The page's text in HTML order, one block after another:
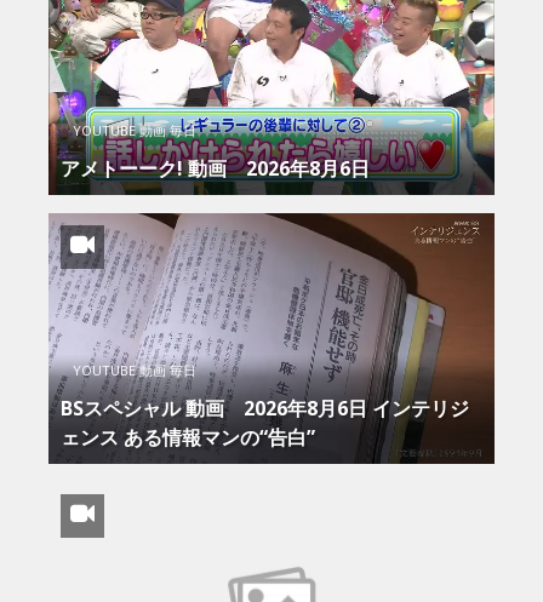
YOUTUBE 動画 毎日
アメトーーク! 動画 2026年8月6日
YOUTUBE 動画 毎日
BSスペシャル 動画 2026年8月6日 インテリジ
ェンス ある情報マンの“告白”